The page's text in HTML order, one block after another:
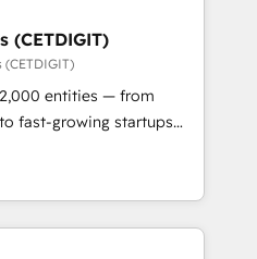
Partner 🏆2019
Award 🏆2019
Impact Award 🏆
Impact Award 🏆2017
of the Year 🏆2016
Impact Award 🏆2015
(CETDIGIT)
(CETDIGIT)
entities — from
fast-growing startups
operations, scale
potential of HubSpot.
expertise, we fuse
AI innovation to deliver